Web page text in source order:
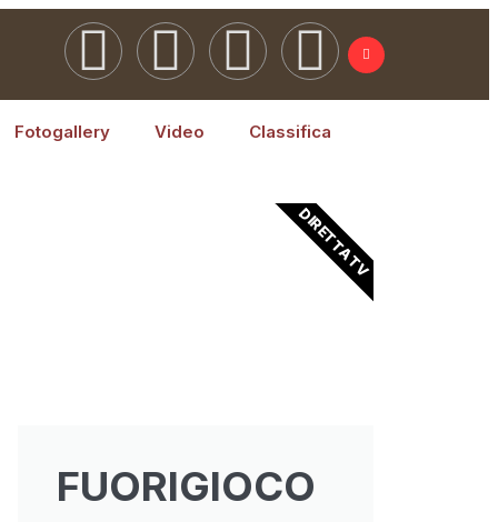
Fotogallery Video Classifica
FUORIGIOCO
DIRETTA TV